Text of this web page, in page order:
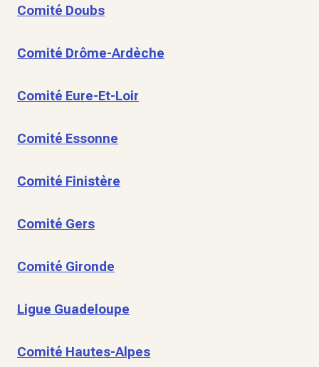
Comité Doubs
Comité Drôme-Ardèche
Comité Eure-Et-Loir
Comité Essonne
Comité Finistère
Comité Gers
Comité Gironde
Ligue Guadeloupe
Comité Hautes-Alpes